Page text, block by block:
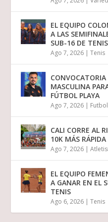
EL EQUIPO
A LAS
SUB-16 DE TENIS
Ago 7, 2026 |Tenis
MASCULINA
FÚTBOL PLAYA
Ago 7, 2026 | Futbol
CALI CORRE AL
10K MÁS
Ago 7, 2026 |
EL EQUIPO
A GANAR EN EL
TENIS
Ago 6, 2026 |Tenis